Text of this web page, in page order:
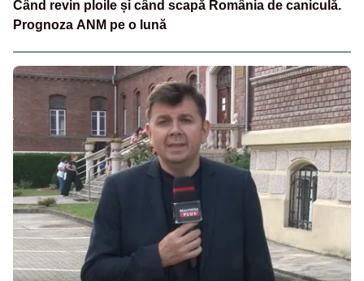
Când revin ploile și când scapă România de caniculă.
Prognoza ANM pe o lună